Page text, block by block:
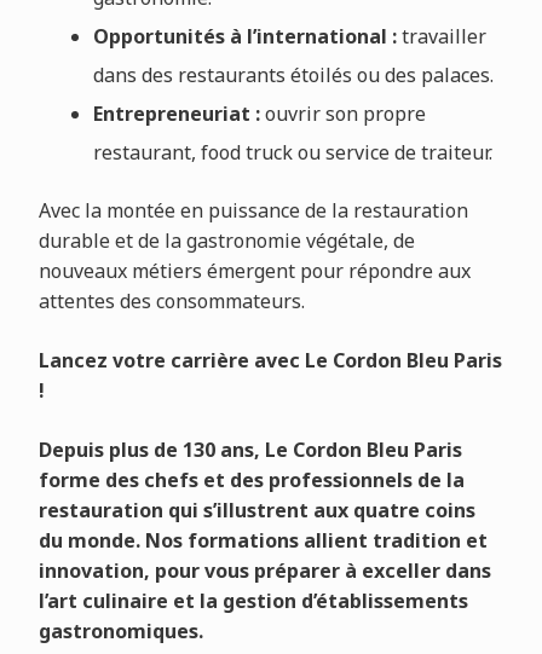
Opportunités à l’international :travailler
dans des restaurants étoilés ou des palaces.
Entrepreneuriat :ouvrir son propre
restaurant, food truck ou service de traiteur.
Avec la montée en puissance de la restauration
durable et de la gastronomie végétale, de
nouveaux métiers émergent pour répondre aux
attentes des consommateurs.
Lancez votre carrière avec Le Cordon Bleu Paris
!
Depuis plus de 130 ans, Le Cordon Bleu Paris
forme des chefs et des professionnels de la
restauration qui s’illustrent aux quatre coins
du monde. Nos formations allient tradition et
innovation, pour vous préparer à exceller dans
l’art culinaire et la gestion d’établissements
gastronomiques.